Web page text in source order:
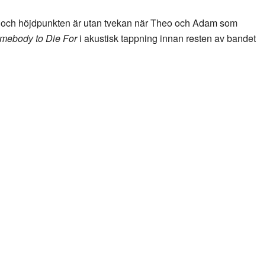
höjdpunkten är utan tvekan när Theo och Adam som
to Die Fori akustisk tappning innan resten av bandet